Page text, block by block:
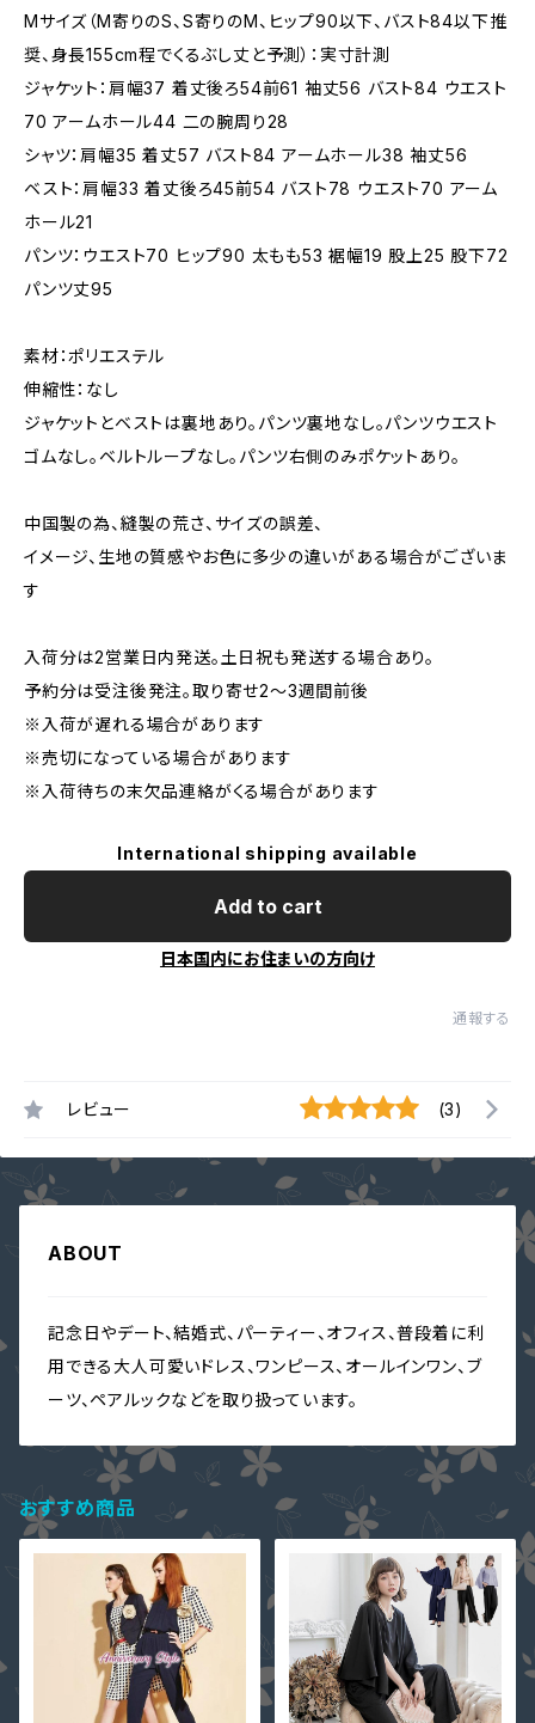
Mサイズ（M寄りのS、S寄りのM、ヒップ90以下、バスト84以下推
奨、身長155cm程でくるぶし丈と予測）：実寸計測
ジャケット：肩幅37 着丈後ろ54前61 袖丈56 バスト84 ウエスト
70 アームホール44 二の腕周り28
シャツ：肩幅35 着丈57 バスト84 アームホール38 袖丈56
ベスト：肩幅33 着丈後ろ45前54 バスト78 ウエスト70 アーム
ホール21
パンツ：ウエスト70 ヒップ90 太もも53 裾幅19 股上25 股下72
パンツ丈95
素材：ポリエステル
伸縮性：なし
ジャケットとベストは裏地あり。パンツ裏地なし。パンツウエスト
ゴムなし。ベルトループなし。パンツ右側のみポケットあり。
中国製の為、縫製の荒さ、サイズの誤差、
イメージ、生地の質感やお色に多少の違いがある場合がございま
す
入荷分は2営業日内発送。土日祝も発送する場合あり。
予約分は受注後発注。取り寄せ2～3週間前後
※入荷が遅れる場合があります
※売切になっている場合があります
※入荷待ちの末欠品連絡がくる場合があります
International shipping available
Add to cart
日本国内にお住まいの方向け
通報する
レビュー (3)
ABOUT
記念日やデート、結婚式、パーティー、オフィス、普段着に利
用できる大人可愛いドレス、ワンピース、オールインワン、ブ
ーツ、ペアルックなどを取り扱っています。
おすすめ商品